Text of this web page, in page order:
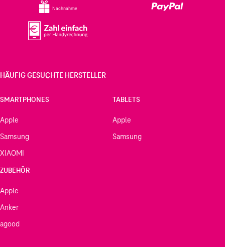
Nachnahme
HÄUFIG GESUCHTE HERSTELLER
SMARTPHONES
Apple
Samsung
XIAOMI
TABLETS
Apple
Samsung
ZUBEHÖR
Apple
Anker
agood